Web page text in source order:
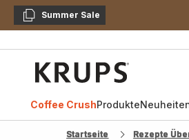
KopierenSummer Sale
Coffee CrushProdukte
Startseite Rezepte